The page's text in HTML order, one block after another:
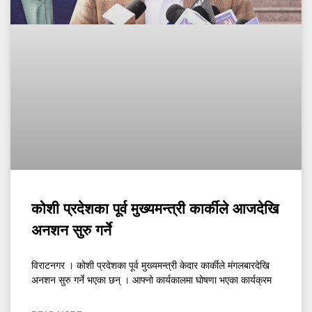
कोशी प्रदेशका पूर्व मुख्यमन्त्री कार्कीले आजदेखि
अनशन सुरु गर्ने
विराटनगर । कोशी प्रदेशका पूर्व मुख्यमन्त्री केदार कार्कीले मंगलबारदेखि
अनशन सुरु गर्ने भएका छन् । आफ्नो कार्यकालमा घोषणा भएका कार्यक्रम